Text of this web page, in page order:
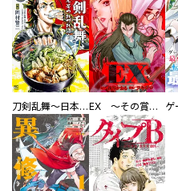
刀剣乱舞～日本号つれづれ酒～ EX ～その賞金稼ぎは、世界の出口を探す～【単行本版】